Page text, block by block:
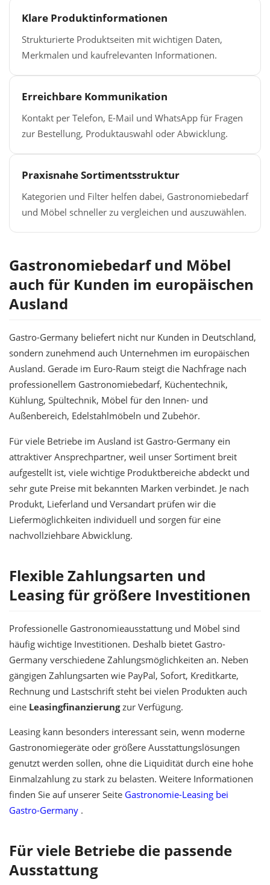
Klare Produktinformationen
Strukturierte Produktseiten mit wichtigen Daten,
Merkmalen und kaufrelevanten Informationen.
Erreichbare Kommunikation
Kontakt per Telefon, E-Mail und WhatsApp für Fragen
zur Bestellung, Produktauswahl oder Abwicklung.
Praxisnahe Sortimentsstruktur
Kategorien und Filter helfen dabei, Gastronomiebedarf
und Möbel schneller zu vergleichen und auszuwählen.
Gastronomiebedarf und Möbel
auch für Kunden im europäischen
Ausland
Gastro-Germany beliefert nicht nur Kunden in Deutschland,
sondern zunehmend auch Unternehmen im europäischen
Ausland. Gerade im Euro-Raum steigt die Nachfrage nach
professionellem Gastronomiebedarf, Küchentechnik,
Kühlung, Spültechnik, Möbel für den Innen- und
Außenbereich, Edelstahlmöbeln und Zubehör.
Für viele Betriebe im Ausland ist Gastro-Germany ein
attraktiver Ansprechpartner, weil unser Sortiment breit
aufgestellt ist, viele wichtige Produktbereiche abdeckt und
sehr gute Preise mit bekannten Marken verbindet. Je nach
Produkt, Lieferland und Versandart prüfen wir die
Liefermöglichkeiten individuell und sorgen für eine
nachvollziehbare Abwicklung.
Flexible Zahlungsarten und
Leasing für größere Investitionen
Professionelle Gastronomieausstattung und Möbel sind
häufig wichtige Investitionen. Deshalb bietet Gastro-
Germany verschiedene Zahlungsmöglichkeiten an. Neben
gängigen Zahlungsarten wie PayPal, Sofort, Kreditkarte,
Rechnung und Lastschrift steht bei vielen Produkten auch
eine Leasingfinanzierungzur Verfügung.
Leasing kann besonders interessant sein, wenn moderne
Gastronomiegeräte oder größere Ausstattungslösungen
genutzt werden sollen, ohne die Liquidität durch eine hohe
Einmalzahlung zu stark zu belasten. Weitere Informationen
finden Sie auf unserer Seite Gastronomie-Leasing bei
Gastro-Germany .
Für viele Betriebe die passende
Ausstattung